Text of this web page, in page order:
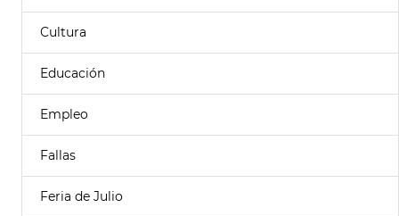
Cultura
Educación
Empleo
Fallas
Feria de Julio